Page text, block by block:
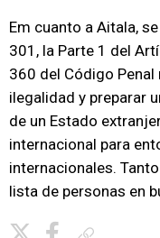
Em cuanto a Aitala,
301, la Parte 1 del
360 del Código
ilegalidad y preparar
de un Estado
internacional para
internacionales.
lista de personas en